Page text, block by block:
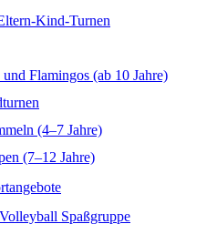
Kind-Turnen
Flamingos (ab 10 Jahre)
(4–7 Jahre)
(7–12 Jahre)
Spaßgruppe